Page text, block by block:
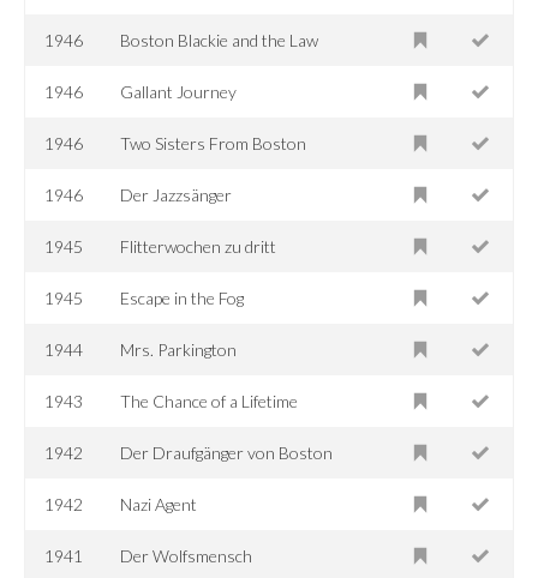
1946 Boston Blackie and the Law
1946 Gallant Journey
1946 Two Sisters From Boston
1946 Der Jazzsänger
1945 Flitterwochen zu dritt
1945 Escape in the Fog
1944 Mrs. Parkington
1943 The Chance of a Lifetime
1942 Der Draufgänger von Boston
1942 Nazi Agent
1941 Der Wolfsmensch